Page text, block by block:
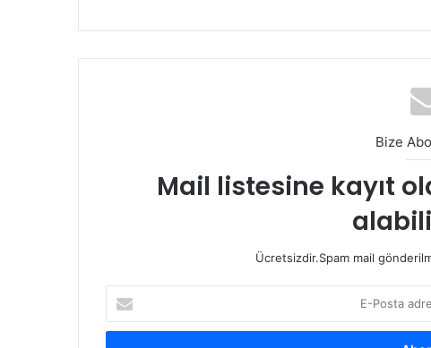
Bize
Mail listesine kayıt
Ücretsizdir.Spam mail
Posta
adresinizi